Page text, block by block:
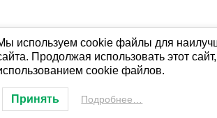
используем cookie файлы для
Продолжая использовать этот
cookie файлов.
Принять Подробнее…